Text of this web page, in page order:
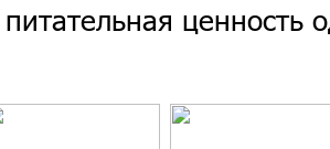
ценность